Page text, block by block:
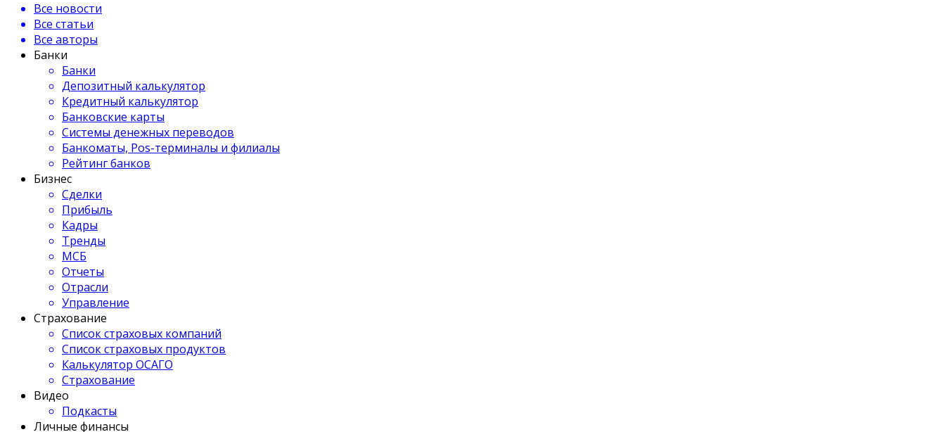
Все новости
Все статьи
Все авторы
Банки
Банки
Депозитный калькулятор
Кредитный калькулятор
Банковские карты
Системы денежных переводов
Банкоматы, Pos-терминалы и филиалы
Рейтинг банков
Бизнес
Сделки
Прибыль
Кадры
Тренды
МСБ
Отчеты
Отрасли
Управление
Страхование
Список страховых компаний
Список страховых продуктов
Калькулятор ОСАГО
Страхование
Видео
Подкасты
Личные финансы